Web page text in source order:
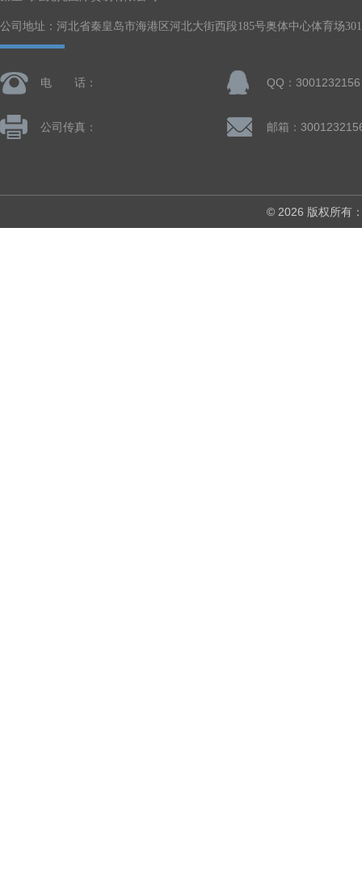
公司地址：河北省秦皇岛市海港区河北大街西段185号奥体中心体育场
电 话： QQ：3001232156
公司传真： 邮箱：
© 2026 版权所有